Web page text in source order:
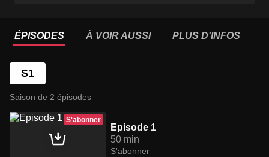
ÉPISODES À VOIR AUSSI PLUS D'INFOS
S1
Saison de 2 épisodes
S'abonner
Episode 1
50 min
S'abonner